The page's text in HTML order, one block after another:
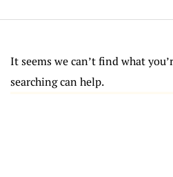
It seems we can’t find what
searching can help.